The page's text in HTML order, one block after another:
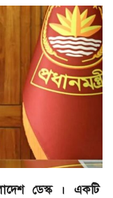
ডেস্ক । একটি